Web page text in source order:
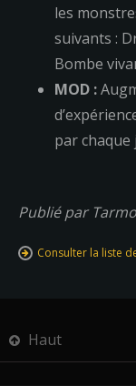
les
suivants :
Bombe
MOD :
par
Publié par
Consulter la liste
Haut